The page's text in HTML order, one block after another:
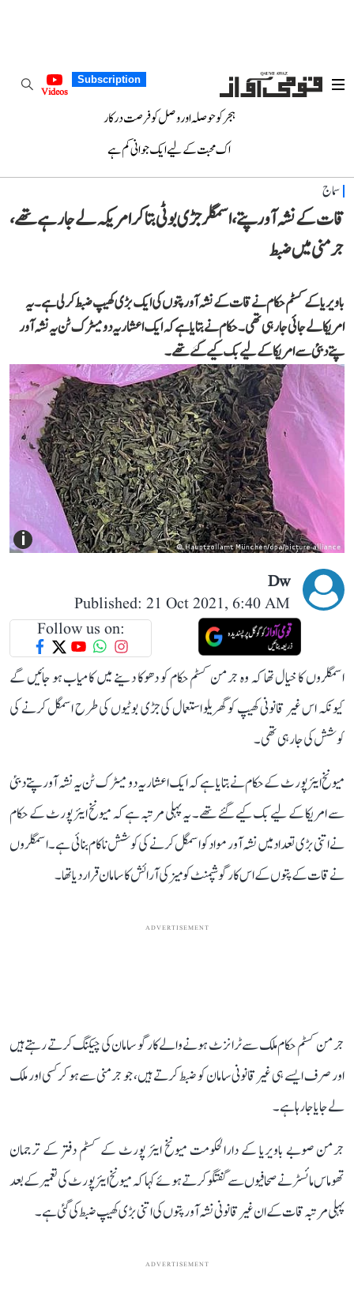
Subscription
Videos
ہجر کو حوصلہ اور وصل کو فرصت درکار
اک محبت کے لیے ایک جوانی کم ہے
سماج
قات کے نشہ آور پتے،اسمگلر جڑی بوٹی بتا کر امریکہ لے جا رہے تھے،
جرمنی میں ضبط
باویریا کے کسٹم حکام نے قات کے نشہ آور پتوں کی ایک بڑی کھیپ ضبط کر لی ہے۔ یہ
امریکا لے جائی جا رہی تھی۔حکام نے بتایا ہے کہ ایک اعشاریہ دو میٹرک ٹن یہ نشہ آور
پتے دبئی سے امریکا کے لیے بک کیے گئے تھے۔
i
Dw
Published: 21 Oct 2021, 6:40 AM
Follow us on:
اسمگلروں کا خیال تھا کہ وہ جرمن کسٹم حکام کو دھوکا دینے میں کامیاب ہو جائیں گے
کیونکہ اس غیر قانونی کھیپ کو گھریلو استعمال کی جڑی بوٹیوں کی طرح اسمگل کرنے کی
کوشش کی جا رہی تھی۔
میونخ ایئر پورٹ کے حکام نے بتایا ہے کہ ایک اعشاریہ دو میٹرک ٹن یہ نشہ آور پتے دبئی
سے امریکا کے لیے بک کیے گئے تھے۔ یہ پہلی مرتبہ ہے کہ میونخ ایئر پورٹ کے حکام
نے اتنی بڑی تعداد میں نشہ آور مواد کو اسمگل کرنے کی کوشش ناکام بنائی ہے۔ اسمگلروں
نے قات کے پتوں کے اس کارگو شپمنٹ کو میز کی آرائش کا سامان قرار دیا تھا۔
ADVERTISEMENT
جرمن کسٹم حکام ملک سے ٹرانزٹ ہونے والے کارگو سامان کی چیکنگ کرتے رہتے ہیں
اور صرف ایسے ہی غیرقانونی سامان کو ضبط کرتے ہیں، جو جرمنی سے ہو کر کسی اور ملک
لے جایا جا رہا ہے۔
جرمن صوبے باویریا کے دارالحکومت میونخ ایئر پورٹ کے کسٹم دفتر کے ترجمان
تھوماس مائسٹر نے صحافیوں سے گفتگو کرتے ہوئے کہا کہ میونخ ایئر پورٹ کی تعمیر کے بعد
پہلی مرتبہ قات کے ان غیر قانونی نشہ آور پتوں کی اتنی بڑی کھیپ ضبط کی گئی ہے۔
ADVERTISEMENT